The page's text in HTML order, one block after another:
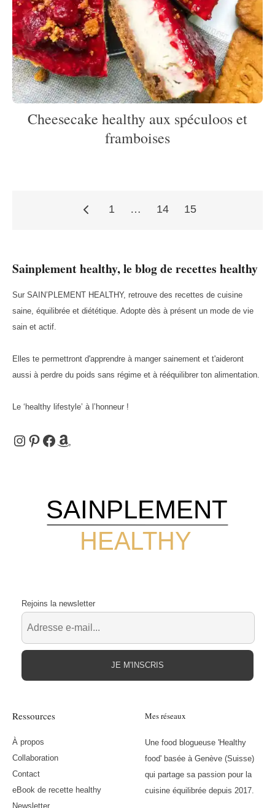
Cheesecake healthy aux spéculoos et
framboises
Pagination
des
publications
1 … 14 15
Sainplement healthy, le blog de recettes healthy
Sur SAIN’PLEMENT HEALTHY, retrouve des recettes de cuisine
saine, équilibrée et diététique. Adopte dès à présent un mode de vie
sain et actif.
Elles te permettront d'apprendre à manger sainement et t'aideront
aussi à perdre du poids sans régime et à rééquilibrer ton alimentation.
Le ‘healthy lifestyle’ à l’honneur !
Instagram
Pinterest
Facebook
Amazon
HEALTHY
SAINPLEMENT
Ressources
À propos
Collaboration
Contact
eBook de recette healthy
Newsletter
Mes réseaux
Une food blogueuse 'Healthy
food' basée à Genève (Suisse)
qui partage sa passion pour la
cuisine équilibrée depuis 2017.
Rejoins la newsletter
JE M'INSCRIS